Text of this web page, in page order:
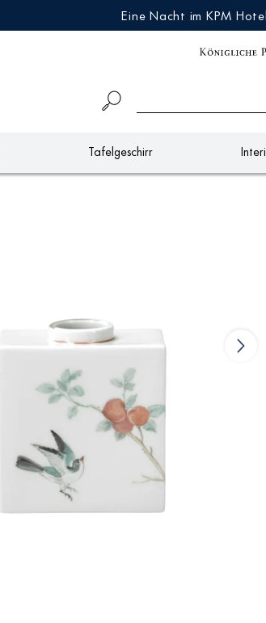
Eine Nacht im KPM
Tafelgeschirr